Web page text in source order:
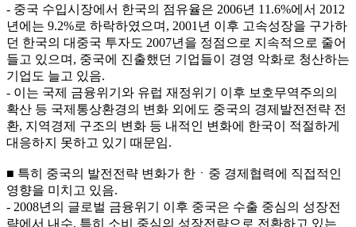
- 중국 수입시장에서 한국의 점유율은 2006년 11.6%에서 2012
년에는 9.2%로 하락하였으며, 2001년 이후 고속성장을 구가하
던 한국의 대중국 투자도 2007년을 정점으로 지속적으로 줄어
들고 있으며, 중국에 진출했던 기업들이 경영 악화로 청산하는
기업도 늘고 있음.
- 이는 국제 금융위기와 유럽 재정위기 이후 보호무역주의의
확산 등 국제통상환경의 변화 외에도 중국의 경제발전전략 전
환, 지역경제 구조의 변화 등 내적인 변화에 한국이 적절하게
대응하지 못하고 있기 때문임.
■ 특히 중국의 발전전략 변화가 한ㆍ중 경제협력에 직접적인
영향을 미치고 있음.
- 2008년의 글로벌 금융위기 이후 중국은 수출 중심의 성장전
략에서 내수, 특히 소비 중심의 성장전략으로 전환하고 있는